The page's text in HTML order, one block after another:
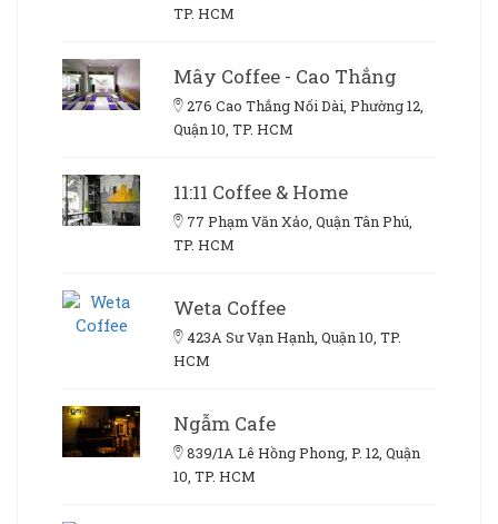
TP. HCM
Mây Coffee - Cao Thắng
276 Cao Thắng Nối Dài, Phường 12,
Quận 10, TP. HCM
11:11 Coffee & Home
77 Phạm Văn Xảo, Quận Tân Phú,
TP. HCM
Weta Coffee
423A Sư Vạn Hạnh, Quận 10, TP.
HCM
Ngẫm Cafe
839/1A Lê Hồng Phong, P. 12, Quận
10, TP. HCM